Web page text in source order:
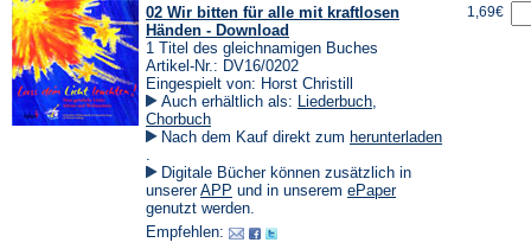
02 Wir bitten für alle mit kraftlosen
Händen - Download
1 Titel des gleichnamigen Buches
Artikel-Nr.: DV16/0202
Eingespielt von: Horst Christill
Auch erhältlich als: Liederbuch,
Chorbuch
Nach dem Kauf direkt zum herunterladen
in
einem
neuen
Tab)
.
Digitale Bücher können zusätzlich in
unsererAPP (Öffnet
in
neuen
und in unserem ePaper(Öffnet
genutzt werden.
Empfehlen:
1,69€